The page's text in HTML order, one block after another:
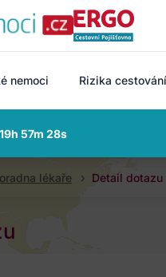
nemoci Rizika cestování
57m 27s
lékaře Detail dotazu